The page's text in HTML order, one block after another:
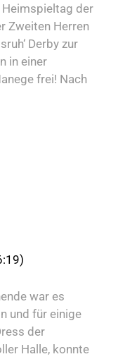
der
Zweiten Herren
Derby zur
in einer
frei! Nach
war es
und für einige
der
Halle, konnte